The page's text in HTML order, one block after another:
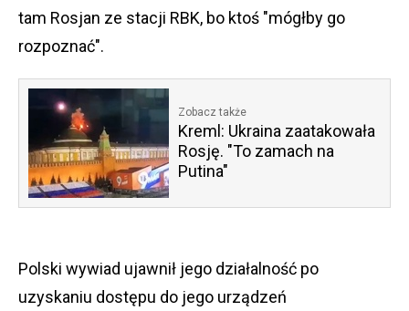
tam Rosjan ze stacji RBK, bo ktoś "mógłby go
rozpoznać".
Zobacz także
Kreml: Ukraina zaatakowała
Rosję. "To zamach na
Putina"
Polski wywiad ujawnił jego działalność po
uzyskaniu dostępu do jego urządzeń